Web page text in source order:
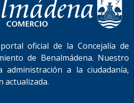
oficial de la Concejalía de
de Benalmádena. Nuestro
administración a la ciudadanía,
actualizada.